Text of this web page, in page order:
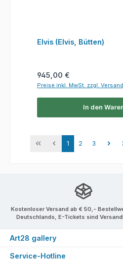
Elvis (Elvis, Bütten)
Regulärer Preis:
945,00 €
Preise inkl. MwSt. zzgl.
In den
Seite
1 Seite
2 Seite
3
Kostenloser Versand ab € 50,-
Deutschlands, E-Tickets sind
Art28 gallery
Service-Hotline